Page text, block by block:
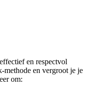
en respectvol
en vergroot je je
om: